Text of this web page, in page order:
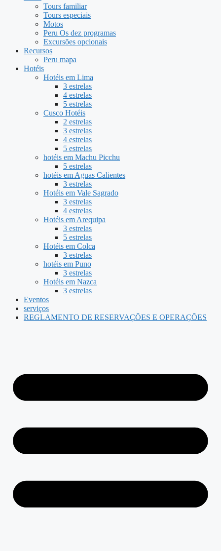
Tours familiar
Tours especiais
Motos
Peru Os dez programas
Excursões opcionais
Recursos
Peru mapa
Hotéis
Hotéis em Lima
3 estrelas
4 estrelas
5 estrelas
Cusco Hotéis
2 estrelas
3 estrelas
4 estrelas
5 estrelas
hotéis em Machu Picchu
5 estrelas
hotéis em Aguas Calientes
3 estrelas
Hotéis em Vale Sagrado
3 estrelas
4 estrelas
Hotéis em Arequipa
3 estrelas
5 estrelas
Hotéis em Colca
3 estrelas
hotéis em Puno
3 estrelas
Hotéis em Nazca
3 estrelas
Eventos
serviços
REGLAMENTO DE RESERVAÇÕES E OPERAÇÕES